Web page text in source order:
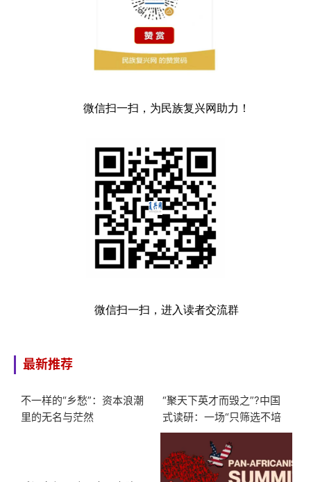
微信扫一扫，为民族复兴网助力！
微信扫一扫，进入读者交流群
最新推荐
不一样的“乡愁”：资本浪潮
里的无名与茫然
“聚天下英才而毁之”?中国
式读研：一场“只筛选不培
养”的大型服从性测试